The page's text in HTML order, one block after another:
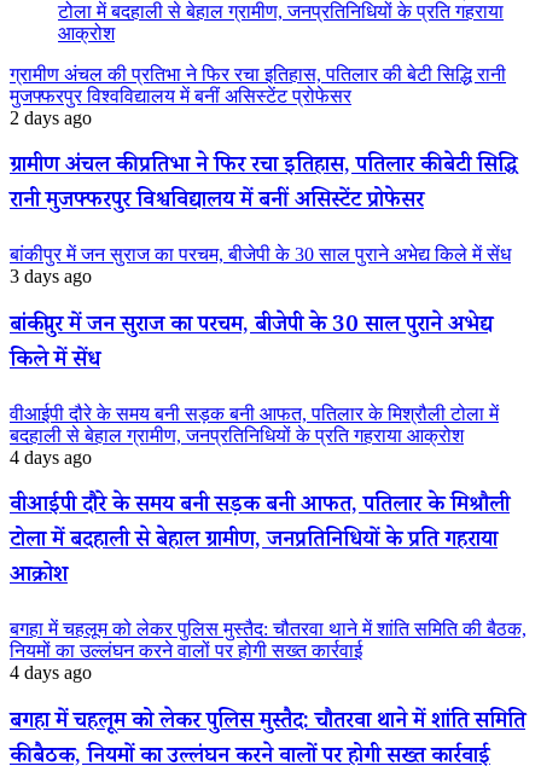
टोला में बदहाली से बेहाल ग्रामीण, जनप्रतिनिधियों के प्रति गहराया
आक्रोश
ग्रामीण अंचल की प्रतिभा ने फिर रचा इतिहास, पतिलार की बेटी सिद्धि रानी
मुजफ्फरपुर विश्वविद्यालय में बनीं असिस्टेंट प्रोफेसर
2 days ago
ग्रामीण अंचल की प्रतिभा ने फिर रचा इतिहास, पतिलार की बेटी सिद्धि
रानी मुजफ्फरपुर विश्वविद्यालय में बनीं असिस्टेंट प्रोफेसर
बांकीपुर में जन सुराज का परचम, बीजेपी के 30 साल पुराने अभेद्य किले में सेंध
3 days ago
बांकीपुर में जन सुराज का परचम, बीजेपी के 30 साल पुराने अभेद्य
किले में सेंध
वीआईपी दौरे के समय बनी सड़क बनी आफत, पतिलार के मिश्रौली टोला में
बदहाली से बेहाल ग्रामीण, जनप्रतिनिधियों के प्रति गहराया आक्रोश
4 days ago
वीआईपी दौरे के समय बनी सड़क बनी आफत, पतिलार के मिश्रौली
टोला में बदहाली से बेहाल ग्रामीण, जनप्रतिनिधियों के प्रति गहराया
आक्रोश
बगहा में चहलूम को लेकर पुलिस मुस्तैद: चौतरवा थाने में शांति समिति की बैठक,
नियमों का उल्लंघन करने वालों पर होगी सख्त कार्रवाई
4 days ago
बगहा में चहलूम को लेकर पुलिस मुस्तैद: चौतरवा थाने में शांति समिति